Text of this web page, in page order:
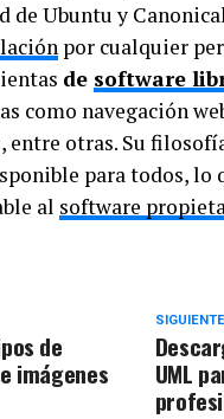
de Ubuntu y
por cualquier
de software
como navegación
otras. Su
para todos,
al software
UML
de
imágenes